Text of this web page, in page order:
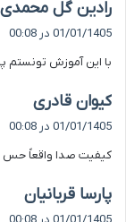
رادین گل محمدی
01/01/1405 در 00:08
با این آموزش
کیوان قادری
ف
:
01/01/1405 در 00:08
کیفیت صدا واقعاً حس
پارسا قربانیان
ف